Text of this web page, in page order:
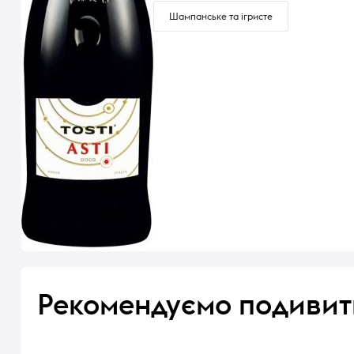
Шампанське та ігристе
Рекомендуємо